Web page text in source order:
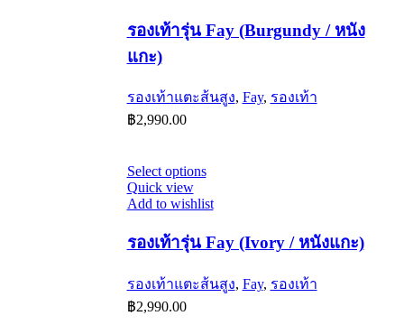
variants.
The
be
chosen
page
รองเท้ารุ่น Fay (Burgundy / หนัง
แกะ)
รองเท้าแตะส้นสูง, Fay, รองเท้า
฿2,990.00
Select optionsThis
has
variants.
The
may
Quick view
Add to wishlist
รองเท้ารุ่น Fay (Ivory / หนังแกะ)
รองเท้าแตะส้นสูง, Fay, รองเท้า
฿2,990.00